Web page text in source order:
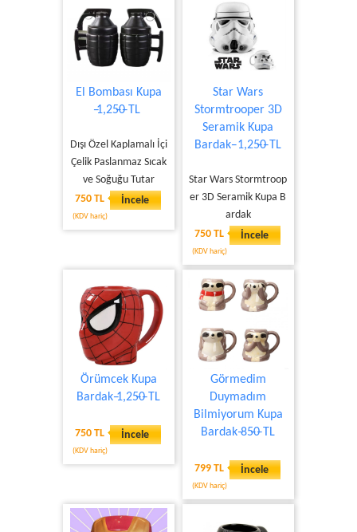
El Bombası Kupa
̶1,25̶0̶ TL
Dışı Özel Kaplamalı İçi
Çelik Paslanmaz Sıcak
ve Soğuğu Tutar
750 TL
(KDV hariç)
İncele
Star Wars
Stormtrooper 3D
Seramik Kupa
Bardak ̶ 1,25̶0̶ TL
Star Wars Stormtroop
er 3D Seramik Kupa B
ardak
750 TL
(KDV hariç)
İncele
Örümcek Kupa
Bardak ̶1,25̶0̶ TL
750 TL
(KDV hariç)
İncele
Görmedim
Duymadım
Bilmiyorum Kupa
Bardak ̶85̶0̶ TL
799 TL
(KDV hariç)
İncele